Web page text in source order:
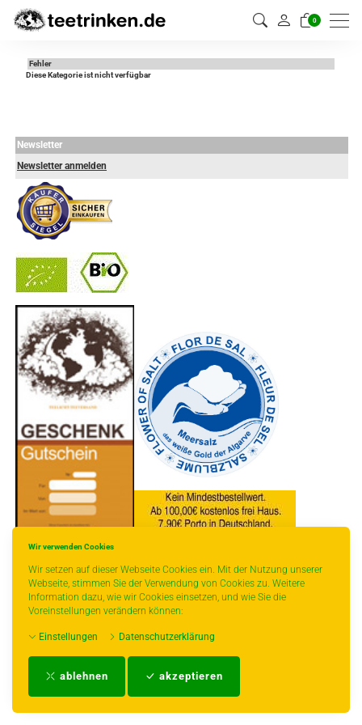
Wir verwenden Cookies
Wir setzen auf dieser Webseite Cookies ein. Mit der Nutzung unserer
Webseite, stimmen Sie der Verwendung von Cookies zu. Weitere
Information dazu, wie wir Cookies einsetzen, und wie Sie die
Voreinstellungen verändern können:
Einstellungen Datenschutzerklärung
ablehnen akzeptieren
0
Fehler
Diese Kategorie ist nicht verfügbar
Newsletter
Newsletter anmelden
* gilt für Lieferungen innerhalb Deutschlands, Lieferzeiten für andere Länder
entnehmen Sie bitte der Schaltfläche mit den Versandinformationen.
Impressum-AGB-Zahlungs- und Versandbedingungen
Biozertifikat
Widerrufsrecht Datenschutzerklärung